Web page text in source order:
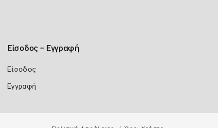
Είσοδος – Εγγραφή
Είσοδος
Εγγραφή